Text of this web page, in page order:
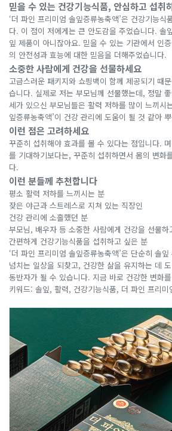
믿을 수 있는 건강기능식품, 안심하고 섭취
‘더 파인 프리미엄 솔잎증류농축액’은 건강기능식
다. 이 점이 저에게는 큰 안도감을 주었습니다. 솔
잎 제품이 아니잖아요. 믿을 수 있는 기관에서 인
의 안전성과 효능에 대한 믿음을 더해주었습니다.
소중한 사람에게 건강을 선물하세요
고급스러운 패키지와 쇼핑백이 함께 제공되기 때
습니다. 실제로 저는 부모님께 선물했는데, 정말
세가 있으신 부모님들은 활력 저하를 많이 느끼시
잎증류농축액’이 건강 관리에 도움이 될 것 같아
이런 점은 고려하세요
꾸준히 섭취해야 효과를 볼 수 있다는 점입니다.
를 기대하기보다는, 꾸준히 섭취하면서 몸의 변화
다.
이런 분들께 추천합니다
평소 활력 저하를 느끼시는 분
잦은 야근과 스트레스로 지쳐 있는 직장인
건강 관리에 소홀했던 분
부모님, 배우자 등 소중한 사람에게 건강을 선물하
간편하게 건강기능식품을 섭취하고 싶은 분
‘더 파인 프리미엄 솔잎증류농축액’은 단순히 솔
넘치는 일상을 되찾고, 건강한 삶을 유지하는 데
동반자가 될 수 있습니다. 지금 바로 건강한 변화
키워드: 솔잎, 활력, 건강기능식품, 더 파인 프리미